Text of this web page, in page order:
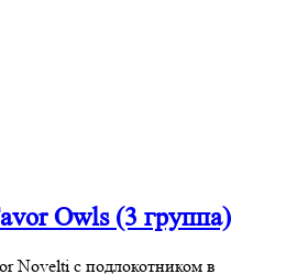
Owls (3 группа)
Novelti с подлокотником в